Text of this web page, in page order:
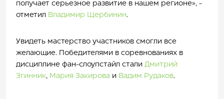
получает серьезное развитие в нашем регионе», -
отметил Владимир Щербинин.
Увидеть мастерство участников смогли все
желающие. Победителями в соревнованиях в
дисциплине фан-слоупстайл стали Дмитрий
Згинник, Мария Закирова и Вадим Рудаков.